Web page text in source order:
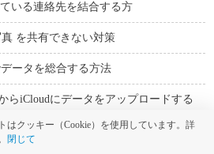
いる連絡先を結合する方
真 を共有できない対策
ータを総合する方法
らiCloudにデータをアップロードする
にデータを転送する
はクッキー（Cookie）を使用しています。詳
閉じて